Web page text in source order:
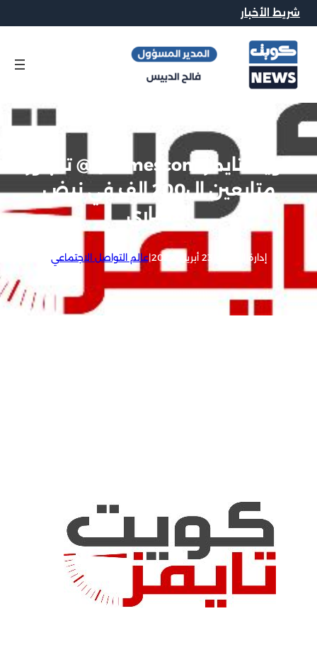
شريط الأخبار
كويت تايمز q8timescom@ تتجاوز
متابعين ال200 الف في نبض
الاخباري
إدارة الموقع 23 أبريل, 2022 |عالم التواصل الاجتماعي